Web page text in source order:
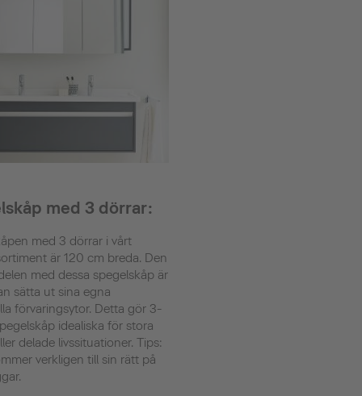
med 3 dörrar:
med 3 dörrar i vårt
är 120 cm breda. Den
med dessa spegelskåp är
sätta ut sina egna
förvaringsytor. Detta gör 3-
idealiska för stora
delade livssituationer. Tips:
verkligen till sin rätt på